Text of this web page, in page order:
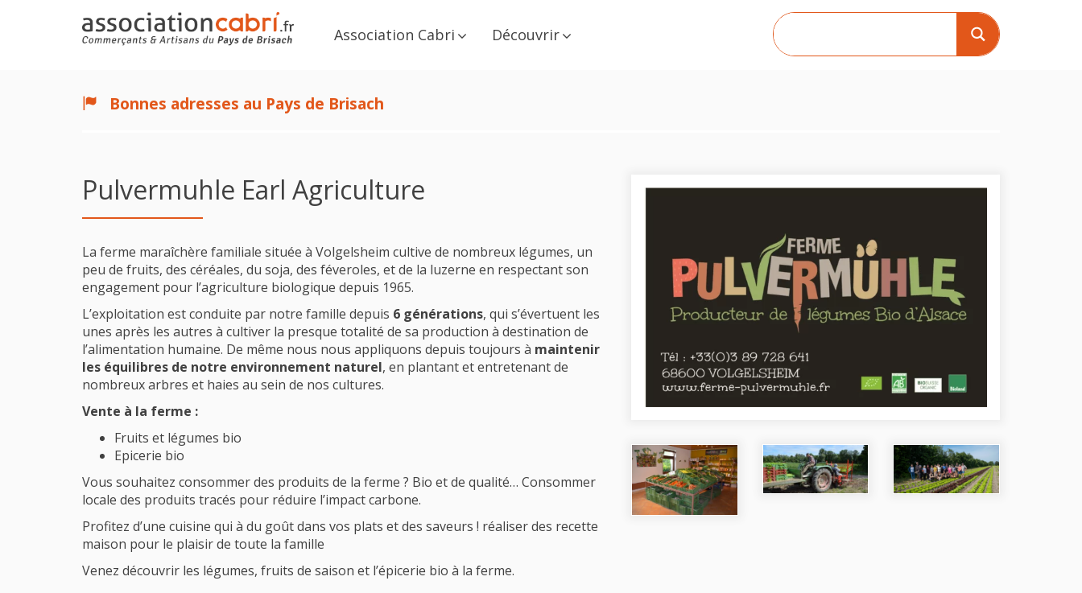
Association Cabri Découvrir
Bonnes adresses au Pays de Brisach
Pulvermuhle Earl Agriculture
La ferme maraîchère familiale située à Volgelsheim cultive de nombreux légumes, un
peu de fruits, des céréales, du soja, des féveroles, et de la luzerne en respectant son
engagement pour l’agriculture biologique depuis 1965.
L’exploitation est conduite par notre famille depuis 6 générations, qui s’évertuent les
unes après les autres à cultiver la presque totalité de sa production à destination de
l’alimentation humaine. De même nous nous appliquons depuis toujours à maintenir
les équilibres de notre environnement naturel, en plantant et entretenant de
nombreux arbres et haies au sein de nos cultures.
Vente à la ferme :
Fruits et légumes bio
Epicerie bio
Vous souhaitez consommer des produits de la ferme ? Bio et de qualité… Consommer
locale des produits tracés pour réduire l’impact carbone.
Profitez d’une cuisine qui à du goût dans vos plats et des saveurs ! réaliser des recette
maison pour le plaisir de toute la famille
Venez découvrir les légumes, fruits de saison et l’épicerie bio à la ferme.